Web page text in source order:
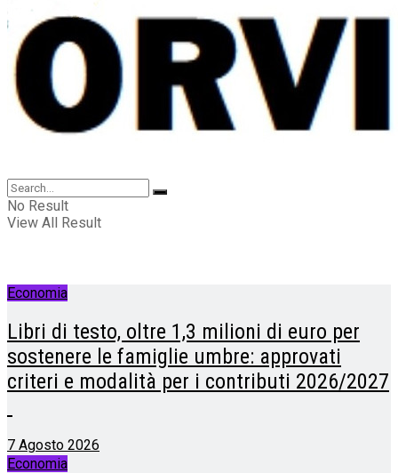
No Result
View All Result
Economia
Libri di testo, oltre 1,3 milioni di euro per
sostenere le famiglie umbre: approvati
criteri e modalità per i contributi 2026/2027
7 Agosto 2026
Economia